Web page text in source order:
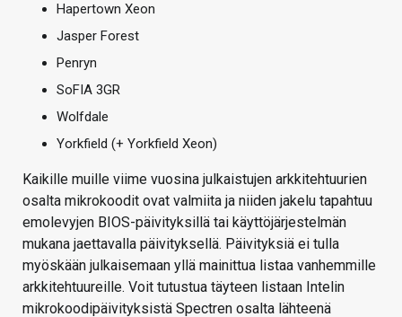
Hapertown Xeon
Jasper Forest
Penryn
SoFIA 3GR
Wolfdale
Yorkfield (+ Yorkfield Xeon)
Kaikille muille viime vuosina julkaistujen arkkitehtuurien
osalta mikrokoodit ovat valmiita ja niiden jakelu tapahtuu
emolevyjen BIOS-päivityksillä tai käyttöjärjestelmän
mukana jaettavalla päivityksellä. Päivityksiä ei tulla
myöskään julkaisemaan yllä mainittua listaa vanhemmille
arkkitehtuureille. Voit tutustua täyteen listaan Intelin
mikrokoodipäivityksistä Spectren osalta lähteenä